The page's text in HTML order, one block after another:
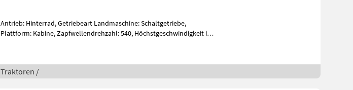
Antrieb: Hinterrad, Getriebeart Landmaschine: Schaltgetriebe,
Plattform: Kabine, Zapfwellendrehzahl: 540, Höchstgeschwindigkeit in
Traktoren /